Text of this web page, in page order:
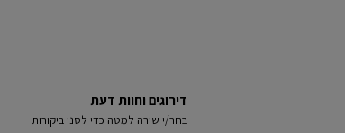
דירוגים וחוות דעת
בחר/י שורה למטה כדי לסנן ביקורות